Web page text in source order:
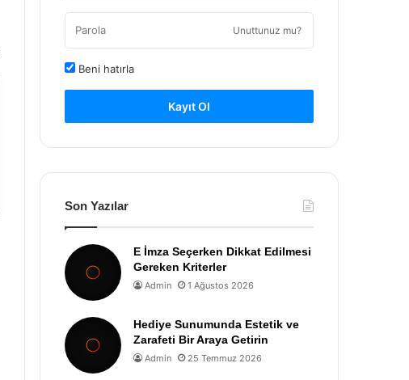
Unuttunuz mu?
Beni hatırla
Kayıt Ol
Son Yazılar
E İmza Seçerken Dikkat Edilmesi
Gereken Kriterler
Admin 1 Ağustos 2026
Hediye Sunumunda Estetik ve
Zarafeti Bir Araya Getirin
Admin 25 Temmuz 2026